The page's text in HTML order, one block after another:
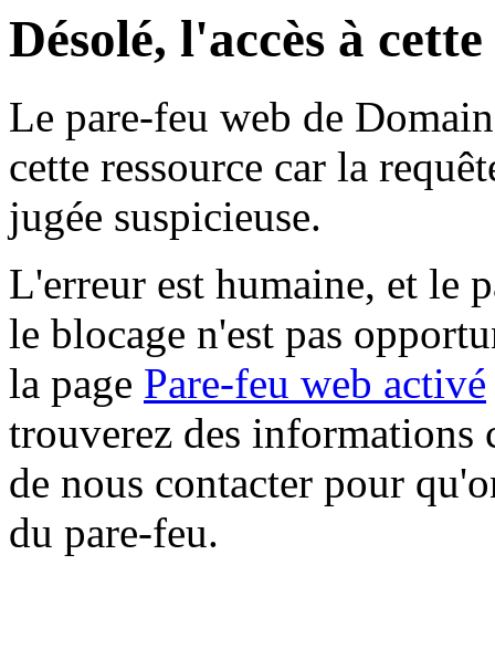
Désolé, l'accès à
Le pare-feu web de
cette ressource car la
jugée suspicieuse.
L'erreur est humaine, et le
le blocage n'est pas
la page Pare-feu web activé
trouverez des informations
de nous contacter pour
du pare-feu.